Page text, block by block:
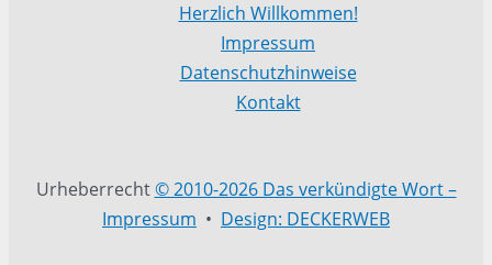
Herzlich Willkommen!
Impressum
Datenschutzhinweise
Kontakt
Urheberrecht© 2010-2026 Das verkündigte Wort –
Impressum • Design: DECKERWEB